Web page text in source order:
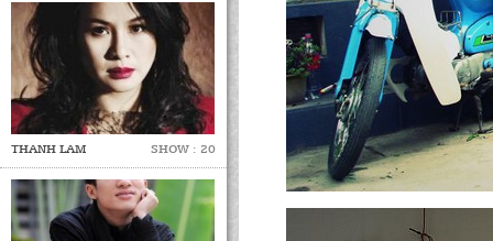
THANH LAM SHOW : 20